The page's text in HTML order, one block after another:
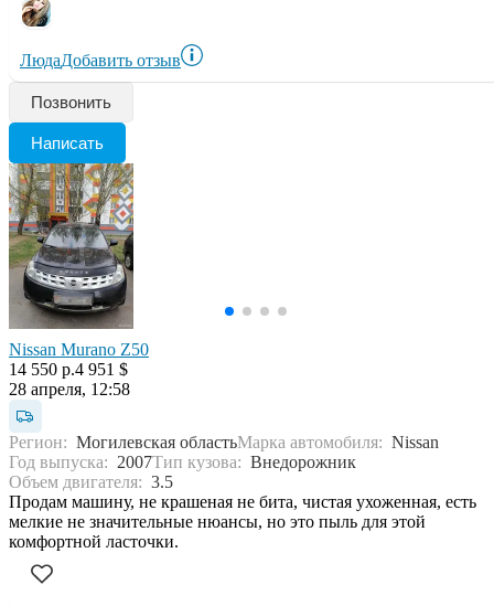
ЛюдаДобавить отзыв
Позвонить
Написать
Nissan Murano Z50
14 550 р.4 951 $
28 апреля, 12:58
Регион: Могилевская областьМарка автомобиля: Nissan
Год выпуска: 2007Тип кузова: Внедорожник
Объем двигателя: 3.5
Продам машину, не крашеная не бита, чистая ухоженная, есть
мелкие не значительные нюансы, но это пыль для этой
комфортной ласточки.